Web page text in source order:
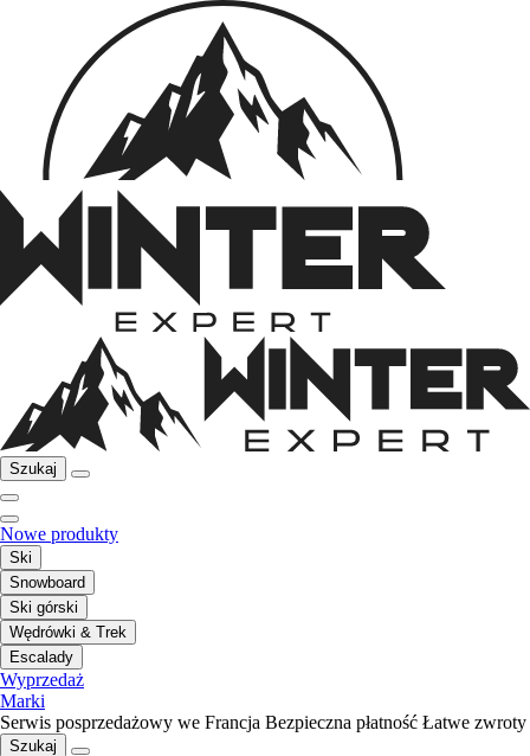
Szukaj
Nowe produkty
Ski
Snowboard
Ski górski
Wędrówki & Trek
Escalady
Wyprzedaż
Marki
Serwis posprzedażowy we Francja Bezpieczna płatność Łatwe zwroty
Szukaj